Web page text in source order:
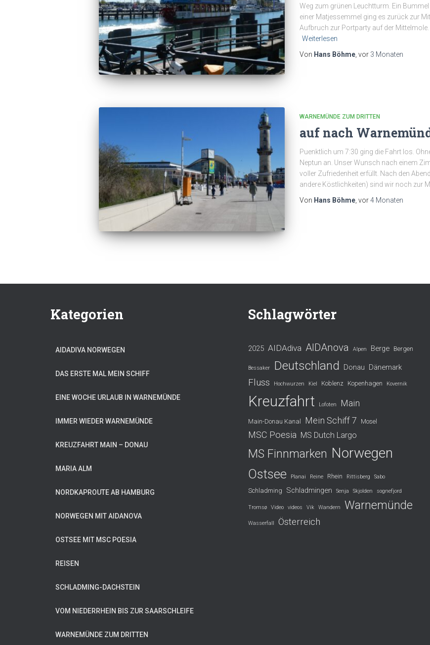
Weg zum grünen Leuchtturm. Ein
einer Matjessemmel ging es zurück zur
Aufbruch zur Portparty auf der
Weiterlesen
Von Hans Böhme, vor 3 Monaten
WARNEMÜNDE ZUM DRITTEN
auf nach
Puenktlich um 7:30 ging die Fahrt los.
Neptun an. Unser Wunsch nach einem
voller Zufriedenheit erfüllt. Nach den
andere Köstlichkeiten) sind wir noch zur
Von Hans Böhme, vor4 Monaten
Kategorien
AIDADIVA NORWEGEN
DAS ERSTE MAL MEIN SCHIFF
EINE WOCHE URLAUB IN WARNEMÜNDE
IMMER WIEDER WARNEMÜNDE
KREUZFAHRT MAIN – DONAU
MARIA ALM
NORDKAPROUTE AB HAMBURG
NORWEGEN MIT AIDANOVA
OSTSEE MIT MSC POESIA
REISEN
SCHLADMING-DACHSTEIN
VOM NIEDERRHEIN BIS ZUR SAARSCHLEIFE
WARNEMÜNDE ZUM DRITTEN
Schlagwörter
2025 AIDAdiva AIDAnova Alpen Berge Bergen
Bessaker Deutschland Donau Dänemark
Fluss Hochwurzen Kiel Koblenz Kopenhagen Kovernik
Kreuzfahrt Lofoten Main
Main-Donau Kanal Mein Schiff 7 Mosel
MSC Poesia MS Dutch Largo
MS Finnmarken Norwegen
Ostsee Planai Reine Rhein Rittisberg Sabo
Schladming Schladmingen Senja Skjolden sognefjord
Tromsø Video videos Vik Wandern Warnemünde
Wasserfall Österreich